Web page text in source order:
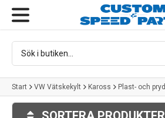
Start VW Vätskekylt Kaross
Golf 3